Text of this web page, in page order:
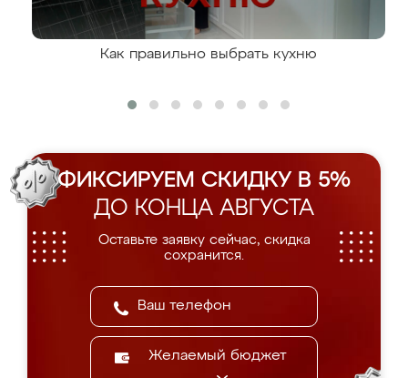
Как правильно выбрать кухню
ФИКСИРУЕМ СКИДКУ В 5%
ДО КОНЦА АВГУСТА
Оставьте заявку сейчас, скидка
сохранится.
Желаемый бюджет